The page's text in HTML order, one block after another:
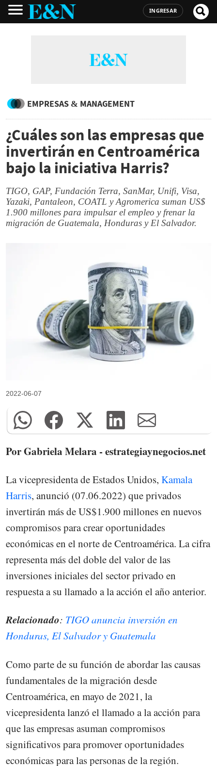
INGRESAR
EMPRESAS & MANAGEMENT
¿Cuáles son las empresas que
invertirán en Centroamérica
bajo la iniciativa Harris?
TIGO, GAP, Fundación Terra, SanMar, Unifi, Visa,
Yazaki, Pantaleon, COATL y Agromerica suman US$
1.900 millones para impulsar el empleo y frenar la
migración de Guatemala, Honduras y El Salvador.
2022-06-07
Por Gabriela Melara - estrategiaynegocios.net
La vicepresidenta de Estados Unidos, Kamala
Harris, anunció (07.06.2022) que privados
invertirán más de US$1.900 millones en nuevos
compromisos para crear oportunidades
económicas en el norte de Centroamérica. La cifra
representa más del doble del valor de las
inversiones iniciales del sector privado en
respuesta a su llamado a la acción el año anterior.
Relacionado: TIGO anuncia inversión en
Honduras, El Salvador y Guatemala
Como parte de su función de abordar las causas
fundamentales de la migración desde
Centroamérica, en mayo de 2021, la
vicepresidenta lanzó el llamado a la acción para
que las empresas asuman compromisos
significativos para promover oportunidades
económicas para las personas de la región.